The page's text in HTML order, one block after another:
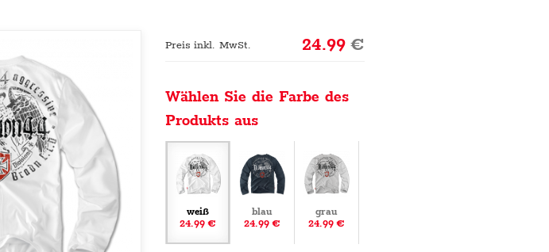
Preis inkl. MwSt. 24.99€
Wählen Sie die Farbe des
Produkts aus
weiß
24.99 €
blau
24.99 €
grau
24.99 €